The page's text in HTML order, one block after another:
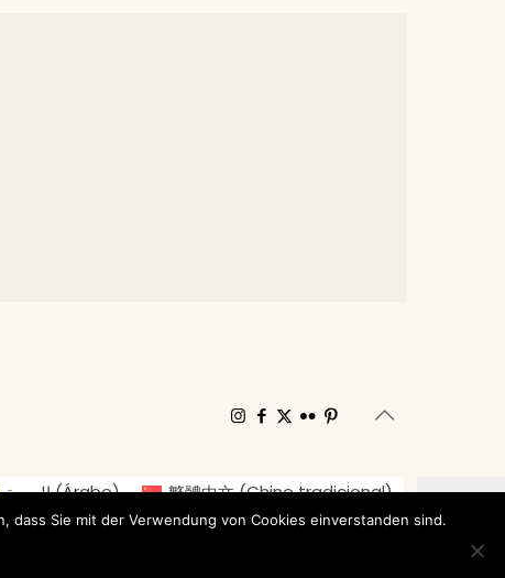
العربية(Árabe) 繁體中文(Chino tradicional)
日本語(Japonés) Norsk bokmål( Bokmål
Sie mit der Verwendung von Cookies einverstanden sind.